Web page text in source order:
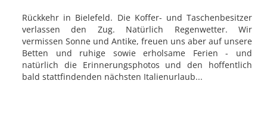
Rückkehr in Bielefeld. Die Koffer- und Taschenbesitzer
verlassen den Zug. Natürlich Regenwetter. Wir
vermissen Sonne und Antike, freuen uns aber auf unsere
Betten und ruhige sowie erholsame Ferien - und
natürlich die Erinnerungsphotos und den hoffentlich
bald stattfindenden nächsten Italienurlaub...